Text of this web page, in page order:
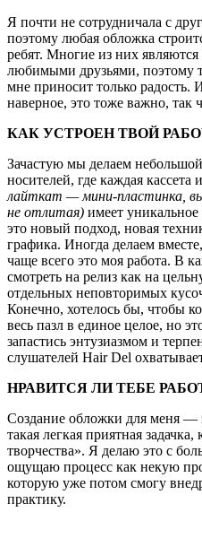
Я почти не сотрудничала с
поэтому любая обложка
ребят. Многие из них
любимыми друзьями, поэтому
мне приносит только радость.
наверное, это тоже важно, так
КАК УСТРОЕН ТВОЙ
Зачастую мы делаем
носителей, где каждая кассета
лайткат — мини-пластинка,
не отлитая) имеет
это новый подход, новая
графика. Иногда делаем
чаще всего это моя работа. В
смотреть на релиз как на
отдельных неповторимых
Конечно, хотелось бы, чтобы
весь пазл в единое целое, но
запастись энтузиазмом и
слушателей Hair Del
НРАВИТСЯ ЛИ ТЕБЕ
Создание обложки для меня —
такая легкая приятная
творчества». Я делаю это с
ощущаю процесс как некую
которую уже потом смогу
практику.